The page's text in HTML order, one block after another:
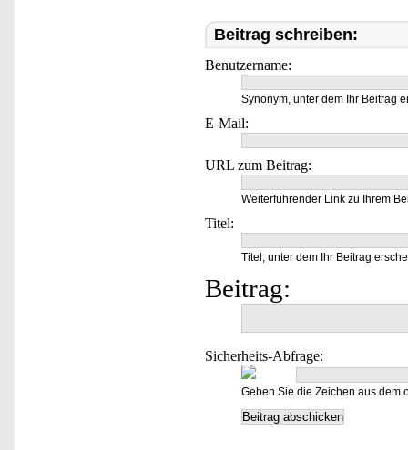
Beitrag schreiben:
Benutzername:
Synonym, unter dem Ihr Beitrag
E-Mail:
URL zum Beitrag:
Weiterführender Link zu Ihrem
Titel:
Titel, unter dem Ihr Beitrag
Beitrag:
Sicherheits-Abfrage:
Geben Sie die Zeichen aus dem